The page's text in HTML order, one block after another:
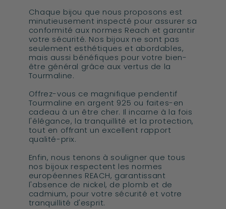
Chaque bijou que nous proposons est
minutieusement inspecté pour assurer sa
conformité aux normes Reach et garantir
votre sécurité. Nos bijoux ne sont pas
seulement esthétiques et abordables,
mais aussi bénéfiques pour votre bien-
être général grâce aux vertus de la
Tourmaline.
Offrez-vous ce magnifique pendentif
Tourmaline en argent 925 ou faites-en
cadeau à un être cher. Il incarne à la fois
l'élégance, la tranquillité et la protection,
tout en offrant un excellent rapport
qualité-prix.
Enfin, nous tenons à souligner que tous
nos bijoux respectent les normes
européennes REACH, garantissant
l'absence de nickel, de plomb et de
cadmium, pour votre sécurité et votre
tranquillité d'esprit.